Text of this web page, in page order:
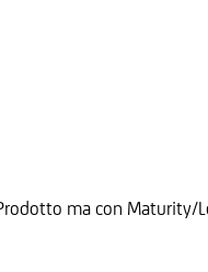
ma con Maturity/